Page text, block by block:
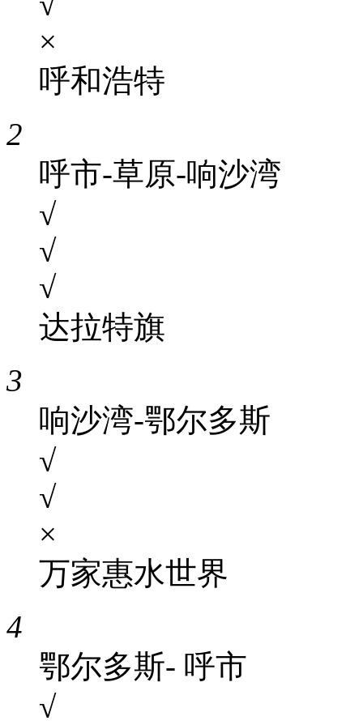
×
呼和浩特
2
呼市-草原-响沙湾
√
√
√
达拉特旗
3
响沙湾-鄂尔多斯
√
√
×
万家惠水世界
4
鄂尔多斯- 呼市
√